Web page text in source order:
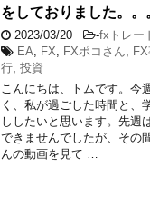
をしておりました。。
2023/03/20 -fxトレー
EA
FX FXポコさん
行 投資
こんにちは、トムです。今
く、私が過ごした時間と、
ししたいと思います。先週
できませんでしたが、その
んの動画を見て …